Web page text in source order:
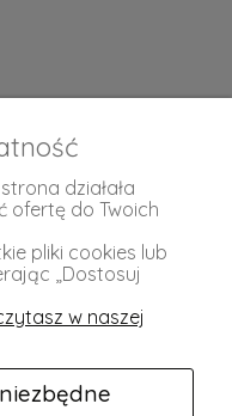
działała
ofertę do Twoich
pliki cookies lub
„Dostosuj
w naszej